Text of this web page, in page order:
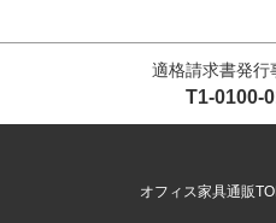
適格請求書発行
T1-0100-
オフィス家具通販